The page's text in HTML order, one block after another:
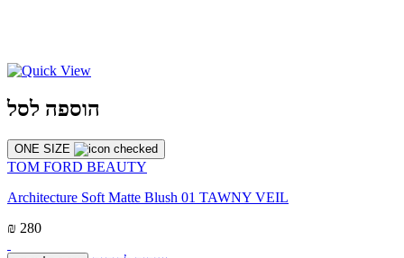
הוספה לסל
ONE SIZE
TOM FORD BEAUTY
Architecture Soft Matte Blush 01 TAWNY VEIL
₪ 280